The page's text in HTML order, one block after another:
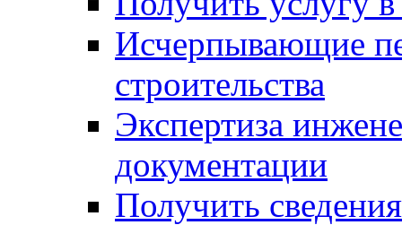
Исчерпывающие
строительства
Экспертиза
документации
Получить